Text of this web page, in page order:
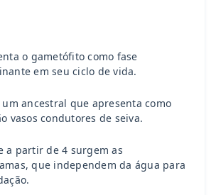
o gametófito como fase
em seu ciclo de vida.
ancestral que apresenta como
vasos condutores de seiva.
a partir de 4 surgem as
que independem da água para